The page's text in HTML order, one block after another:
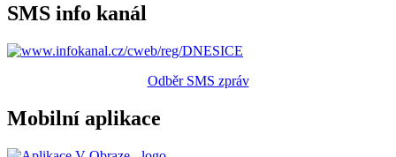
SMS info kanál
Odběr SMS zpráv
Mobilní aplikace